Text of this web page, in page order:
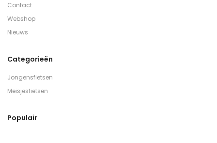
Contact
Webshop
Nieuws
Categorieën
Jongensfietsen
Meisjesfietsen
Populair